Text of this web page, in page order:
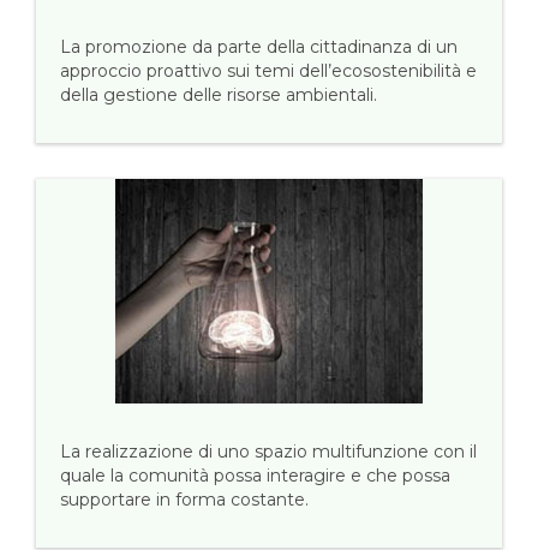
La promozione da parte della cittadinanza di un
approccio proattivo sui temi dell’ecosostenibilità e
della gestione delle risorse ambientali.
La realizzazione di uno spazio multifunzione con il
quale la comunità possa interagire e che possa
supportare in forma costante.